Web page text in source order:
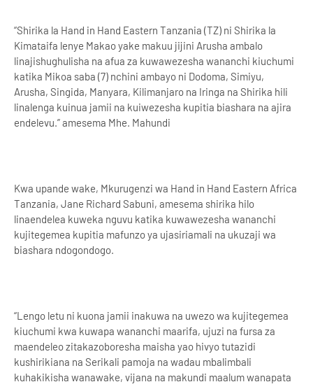
“Shirika la Hand in Hand Eastern Tanzania (TZ) ni Shirika la
Kimataifa lenye Makao yake makuu jijini Arusha ambalo
linajishughulisha na afua za kuwawezesha wananchi kiuchumi
katika Mikoa saba (7) nchini ambayo ni Dodoma, Simiyu,
Arusha, Singida, Manyara, Kilimanjaro na Iringa na Shirika hili
linalenga kuinua jamii na kuiwezesha kupitia biashara na ajira
endelevu.” amesema Mhe. Mahundi
Kwa upande wake, Mkurugenzi wa Hand in Hand Eastern Africa
Tanzania, Jane Richard Sabuni, amesema shirika hilo
linaendelea kuweka nguvu katika kuwawezesha wananchi
kujitegemea kupitia mafunzo ya ujasiriamali na ukuzaji wa
biashara ndogondogo.
“Lengo letu ni kuona jamii inakuwa na uwezo wa kujitegemea
kiuchumi kwa kuwapa wananchi maarifa, ujuzi na fursa za
maendeleo zitakazoboresha maisha yao hivyo tutazidi
kushirikiana na Serikali pamoja na wadau mbalimbali
kuhakikisha wanawake, vijana na makundi maalum wanapata